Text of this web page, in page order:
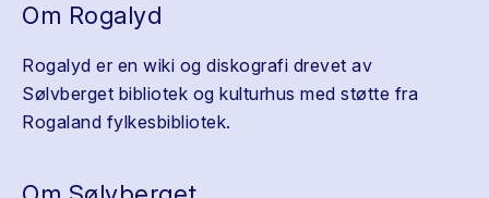
Om Rogalyd
Rogalyd er en wiki og diskografi drevet av
Sølvberget bibliotek og kulturhus med støtte fra
Rogaland fylkesbibliotek.